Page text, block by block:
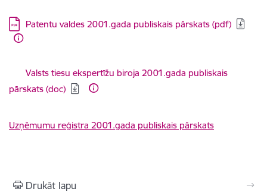
Lejupielādēt:
Patentu valdes 2001.gada publiskais pārskats (pdf)
Lejupielādēt:
Valsts tiesu ekspertīžu biroja 2001.gada publiskais
pārskats (doc)
Uzņēmumu reģistra 2001.gada publiskais pārskats
Drukāt lapu